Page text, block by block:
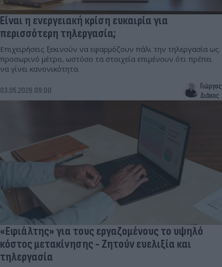
Είναι η ενεργειακή κρίση ευκαιρία για
περισσότερη τηλεργασία;
Επιχειρήσεις ξεκινούν να εφαρμόζουν πάλι την τηλεργασία ως
προσωρινό μέτρο, ωστόσο τα στοιχεία επιμένουν ότι πρέπει
να γίνει κανονικότητα.
03.05.2026 09:00
Γιώργος
Διάκος
«Εφιάλτης» για τους εργαζομένους το υψηλό
κόστος μετακίνησης - Ζητούν ευελιξία και
τηλεργασία